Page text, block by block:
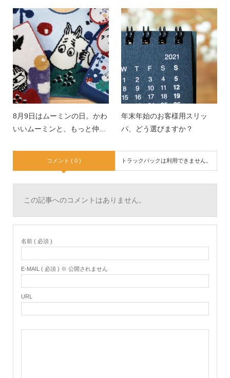
8月9日はムーミンの日。かわ
いいムーミンと、もっと仲...
年末年始のお客様用スリッ
パ、どう選びますか？
コメント ( 0 ) トラックバックは利用できません。
この記事へのコメントはありません。
名前 ( 必須 )
E-MAIL ( 必須 ) ※ 公開されません
URL